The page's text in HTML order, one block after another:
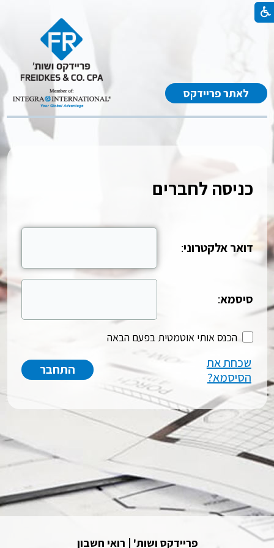
לאתר פריידקס
כניסה לחברים
דואר אלקטרוני:
סיסמא:
הכנס אותי אוטמטית בפעם הבאה
שכחת את
הסיסמא?
פריידקס ושות' | רואי חשבון